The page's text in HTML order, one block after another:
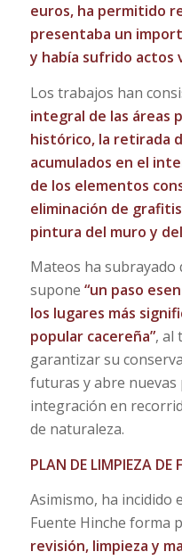
euros, ha permitido
presentaba un
y había sufrido actos
Los trabajos han
integral de las áreas
histórico, la retirada
acumulados en el
de los elementos
eliminación de
pintura del muro y
Mateos ha
supone “un paso
los lugares más
popular cacereña”, al
garantizar su
futuras y abre nuevas
integración en
de naturaleza.
PLAN DE LIMPIEZA DE
Asimismo, ha incidido
Fuente Hinche forma
revisión, limpieza y